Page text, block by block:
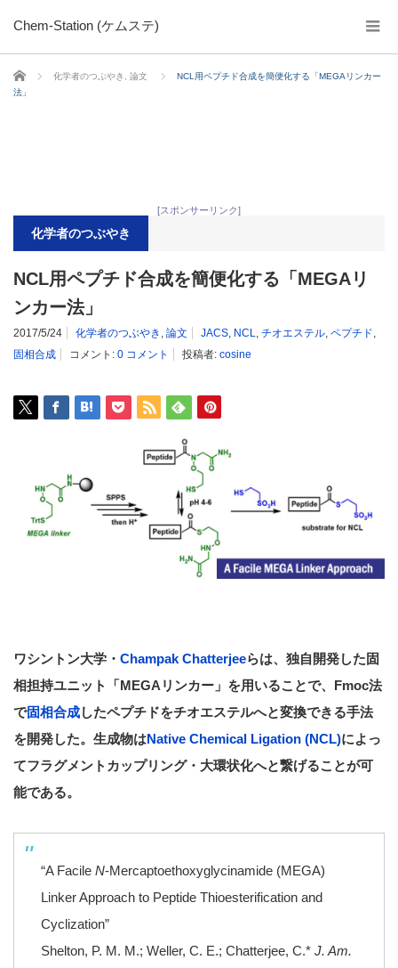
Chem-Station (ケムステ)
ホーム 化学者のつぶやき 論文
NCL用ペプチド合成を簡便化する「MEGAリンカー
法」
[スポンサーリンク]
化学者のつぶやき
NCL用ペプチド合成を簡便化する「MEGAリ
ンカー法」
2017/5/24 化学者のつぶやき , 論文 JACS, NCL, チオエステル, ペプチド,
固相合成
コメント: 0 コメント 投稿者: cosine
ワシントン大学・ Champak Chatterjeeらは、独自開発した固
相担持ユニット「MEGAリンカー」を用いることで、Fmoc法
で固相合成したペプチドをチオエステルへと変換できる手法
を開発した。生成物はNative Chemical Ligation (NCL)によっ
てフラグメントカップリング・大環状化へと繋げることが可
能である。
“A Facile N-Mercaptoethoxyglycinamide (MEGA)
Linker Approach to Peptide Thioesterification and
Cyclization”
Shelton, P. M. M.; Weller, C. E.; Chatterjee, C.* J. Am.